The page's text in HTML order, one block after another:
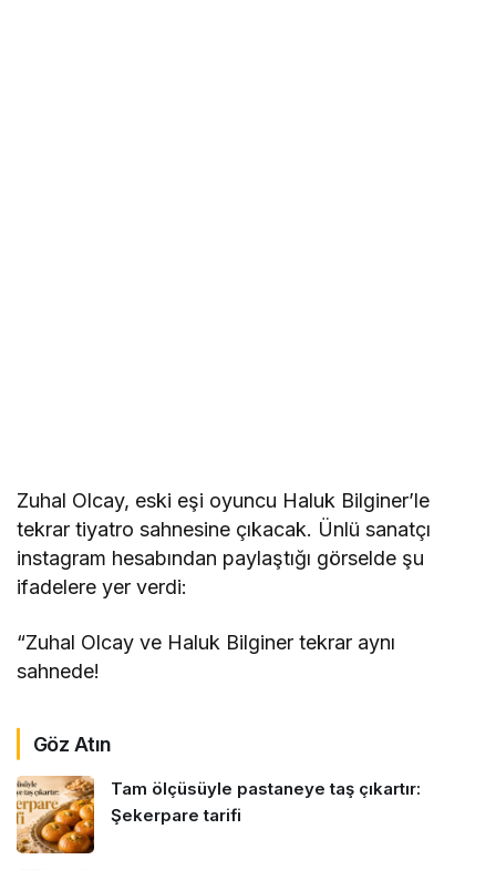
Zuhal Olcay, eski eşi oyuncu Haluk Bilginer’le
tekrar tiyatro sahnesine çıkacak. Ünlü sanatçı
instagram hesabından paylaştığı görselde şu
ifadelere yer verdi:
“Zuhal Olcay ve Haluk Bilginer tekrar aynı
sahnede!
Göz Atın
Tam ölçüsüyle pastaneye taş çıkartır:
Şekerpare tarifi